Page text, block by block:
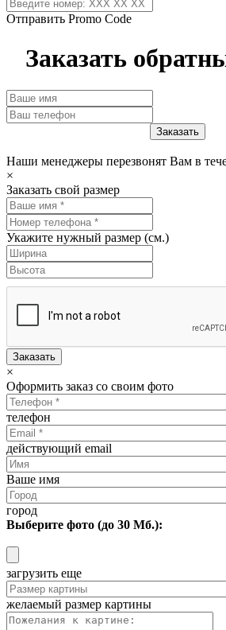
Отправить Promo Code
Заказать
Наши менеджеры перезвонят Вам в
×
Заказать свой размер
Укажите нужный размер (см.)
Заказать
×
Оформить заказ со своим фото
телефон
действующий email
Ваше имя
город
Выберите фото (до 30 Мб.):
загрузить еще
желаемый размер картины